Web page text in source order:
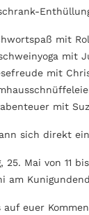
mit
mit
mit
mit
sich direkt
25. Mai von 11
am
euer